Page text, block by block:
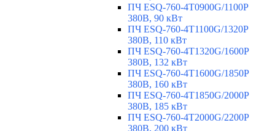
ПЧ ESQ-760-4T0900G/1100P
380В, 90 кВт
ПЧ ESQ-760-4T1100G/1320P
380В, 110 кВт
ПЧ ESQ-760-4T1320G/1600P
380В, 132 кВт
ПЧ ESQ-760-4T1600G/1850P
380В, 160 кВт
ПЧ ESQ-760-4T1850G/2000P
380В, 185 кВт
ПЧ ESQ-760-4T2000G/2200P
380В, 200 кВт